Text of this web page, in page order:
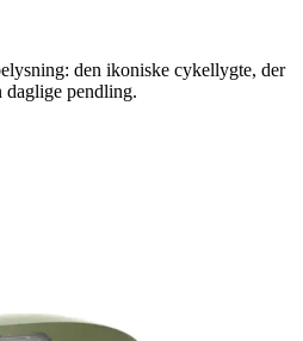
den ikoniske cykellygte, der
pendling.